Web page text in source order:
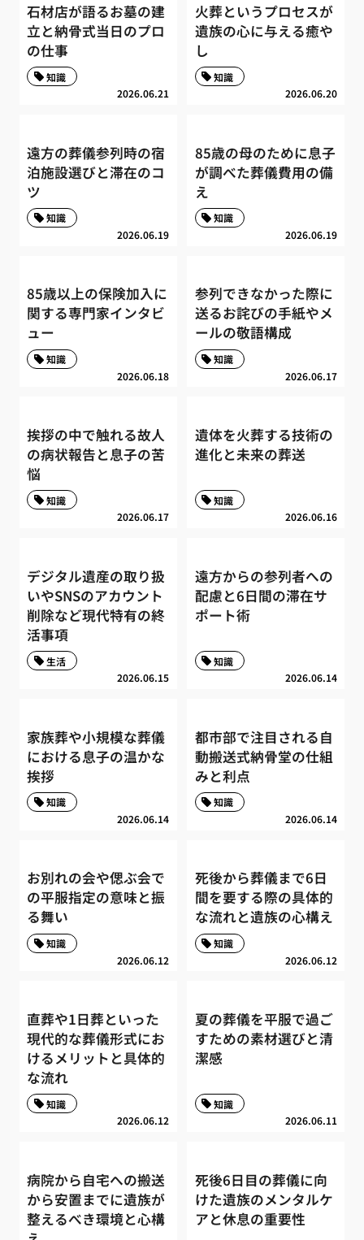
石材店が語るお墓の建
立と納骨式当日のプロ
の仕事
2026.06.21
知識
火葬というプロセスが
遺族の心に与える癒や
し
2026.06.20
知識
遠方の葬儀参列時の宿
泊施設選びと滞在のコ
ツ
2026.06.19
知識
85歳の母のために息子
が調べた葬儀費用の備
え
2026.06.19
知識
85歳以上の保険加入に
関する専門家インタビ
ュー
2026.06.18
知識
参列できなかった際に
送るお詫びの手紙やメ
ールの敬語構成
2026.06.17
知識
挨拶の中で触れる故人
の病状報告と息子の苦
悩
2026.06.17
知識
遺体を火葬する技術の
進化と未来の葬送
2026.06.16
知識
デジタル遺産の取り扱
いやSNSのアカウント
削除など現代特有の終
活事項
2026.06.15
生活
遠方からの参列者への
配慮と6日間の滞在サ
ポート術
2026.06.14
知識
家族葬や小規模な葬儀
における息子の温かな
挨拶
2026.06.14
知識
都市部で注目される自
動搬送式納骨堂の仕組
みと利点
2026.06.14
知識
お別れの会や偲ぶ会で
の平服指定の意味と振
る舞い
2026.06.12
知識
死後から葬儀まで6日
間を要する際の具体的
な流れと遺族の心構え
2026.06.12
知識
直葬や1日葬といった
現代的な葬儀形式にお
けるメリットと具体的
な流れ
2026.06.12
知識
夏の葬儀を平服で過ご
すための素材選びと清
潔感
2026.06.11
知識
病院から自宅への搬送
から安置までに遺族が
整えるべき環境と心構
死後6日目の葬儀に向
けた遺族のメンタルケ
アと休息の重要性